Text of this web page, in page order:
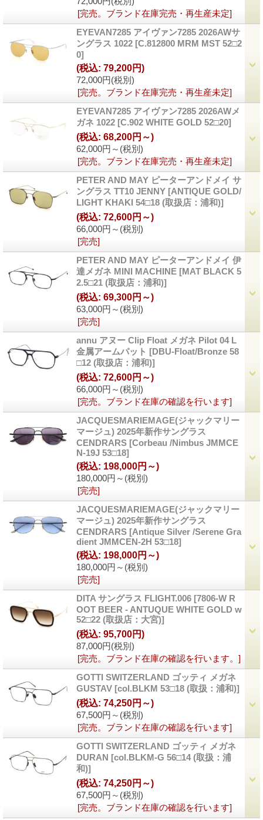
[完売。ブランド在庫完売・再生産未定]
EYEVAN7285 アイヴァン7285 2026AWサ
ングラス 1022 [C.812800 MRM MST 52□2
0]
72,000円(税別)
(税込: 79,200円)
[完売。ブランド在庫完売・再生産未定]
EYEVAN7285 アイヴァン7285 2026AWメ
ガネ 1022 [C.902 WHITE GOLD 52□20]
62,000円～ (税別)
(税込: 68,200円～)
[完売。ブランド在庫完売・再生産未定]
PETER AND MAY ピーターアンドメイ サ
ングラス TT10 JENNY [ANTIQUE GOLD/
LIGHT KHAKI 54□18 (取扱店：浦和)]
66,000円～ (税別)
(税込: 72,600円～)
[完売]
PETER AND MAY ピーターアンドメイ 伊
達メガネ MINI MACHINE [MAT BLACK 5
2.5□21 (取扱店：浦和)]
63,000円～ (税別)
(税込: 69,300円～)
[完売]
annu アヌー Clip Float メガネ Pilot 04 L
金属アームパット [DBU-Float/Bronze 58
□12 (取扱店：浦和)]
66,000円～ (税別)
(税込: 72,600円～)
[完売。ブランド在庫の確認を行います]
JACQUESMARIEMAGE(ジャックマリー
マージュ) 2025年新作サングラス
CENDRARS [Corbeau /Nimbus JMMCE
N-19J 53□18]
180,000円～ (税別)
(税込: 198,000円～)
[完売]
JACQUESMARIEMAGE(ジャックマリー
マージュ) 2025年新作サングラス
CENDRARS [Antique Silver /Serene Gra
dient JMMCEN-2H 53□18]
180,000円～ (税別)
(税込: 198,000円～)
[完売]
DITA サングラス FLIGHT.006 [7806-W R
OOT BEER - ANTUQUE WHITE GOLD w
52□22 (取扱店：大宮)]
87,000円(税別)
(税込: 95,700円)
[完売。ブランド在庫の確認を行います。]
GOTTI SWITZERLAND ゴッティ メガネ
GUSTAV [col.BLKM 53□18 (取扱：浦和)]
67,500円～ (税別)
(税込: 74,250円～)
[完売。ブランド在庫の確認を行います]
GOTTI SWITZERLAND ゴッティ メガネ
DURAN [col.BLKM-G 56□14 (取扱：浦
和)]
67,500円～ (税別)
(税込: 74,250円～)
[完売。ブランド在庫の確認を行います]